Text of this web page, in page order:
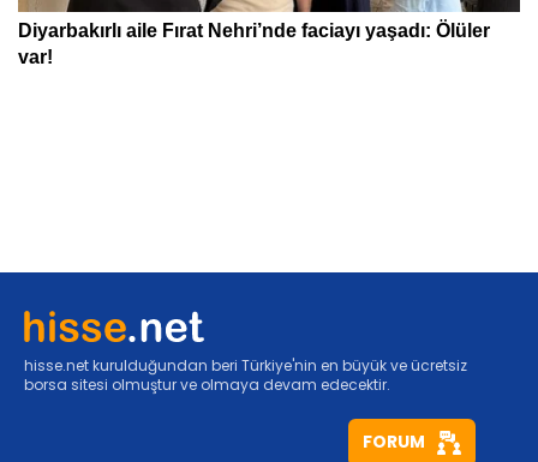
hisse.net kurulduğundan beri Türkiye'nin en büyük ve ücretsiz
borsa sitesi olmuştur ve olmaya devam edecektir.
FORUM